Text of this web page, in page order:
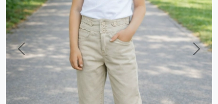
Previous Next